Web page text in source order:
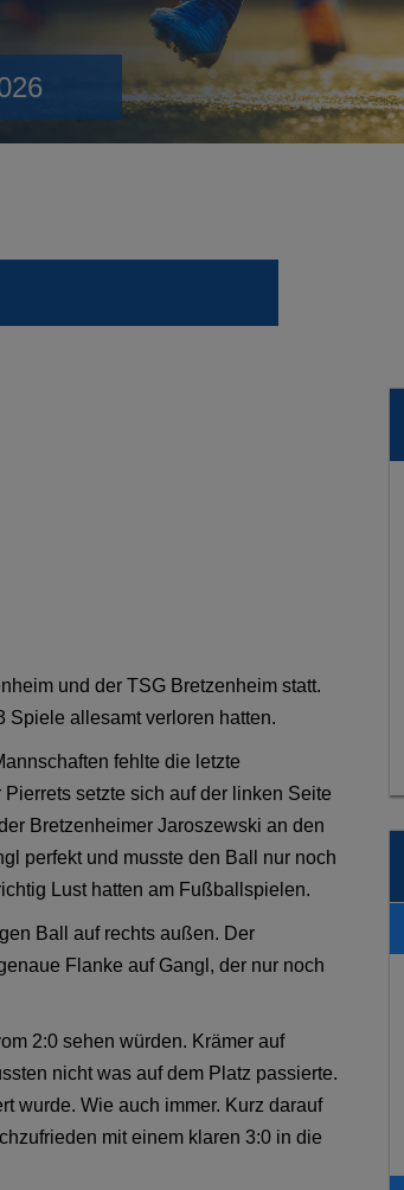
und der TSG Bretzenheim statt.
Spiele allesamt verloren hatten.
fehlte die letzte
setzte sich auf der linken Seite
Bretzenheimer Jaroszewski an den
perfekt und musste den Ball nur noch
Lust hatten am Fußballspielen.
Ball auf rechts außen. Der
Flanke auf Gangl, der nur noch
2:0 sehen würden. Krämer auf
nicht was auf dem Platz passierte.
wurde. Wie auch immer. Kurz darauf
mit einem klaren 3:0 in die